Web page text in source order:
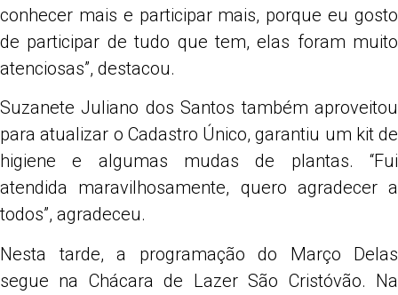
conhecer mais e participar mais, porque eu gosto
de participar de tudo que tem, elas foram muito
atenciosas”, destacou.
Suzanete Juliano dos Santos também aproveitou
para atualizar o Cadastro Único, garantiu um kit de
higiene e algumas mudas de plantas. “Fui
atendida maravilhosamente, quero agradecer a
todos”, agradeceu.
Nesta tarde, a programação do Março Delas
segue na Chácara de Lazer São Cristóvão. Na